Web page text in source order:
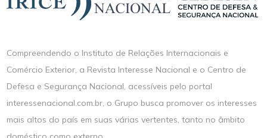
Compreendendo o Instituto de Relações Internacionais e
Comércio Exterior, a Revista Interesse Nacional e o Centro de
Defesa e Segurança Nacional, acessíveis pelo portal
interessenacional.com.br, o Grupo busca promover os interesses
mais altos do país em suas várias vertentes, tanto no âmbito